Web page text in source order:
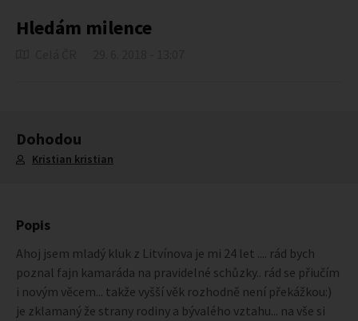
Hledám milence
Dohodou
Kristian kristian
Popis
Ahoj jsem mladý kluk z Litvínova je mi 24 let .... rád bych
poznal fajn kamaráda na pravidelné schůzky.. rád se přiučím
i novým věcem... takže vyšší věk rozhodně není překážkou:)
je zklamaný že strany rodiny a bývalého vztahu... na vše si